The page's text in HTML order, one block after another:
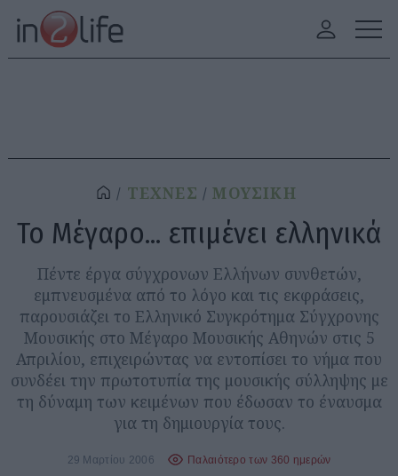
ΤΕΧΝΕΣ ΜΟΥΣΙΚΗ
Το Μέγαρο... επιμένει ελληνικά
Πέντε έργα σύγχρονων Ελλήνων συνθετών,
εμπνευσμένα από το λόγο και τις εκφράσεις,
παρουσιάζει το Ελληνικό Συγκρότημα Σύγχρονης
Μουσικής στο Μέγαρο Μουσικής Αθηνών στις 5
Απριλίου, επιχειρώντας να εντοπίσει το νήμα που
συνδέει την πρωτοτυπία της μουσικής σύλληψης με
τη δύναμη των κειμένων που έδωσαν το έναυσμα
για τη δημιουργία τους.
29 Μαρτίου 2006 Παλαιότερο των 360 ημερών